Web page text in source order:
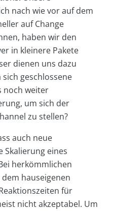
nach wie vor auf dem
auf Change
haben wir den
in kleinere Pakete
dienen uns dazu
geschlossene
noch weiter
um sich der
zu stellen?
auch neue
Skalierung eines
herkömmlichen
hauseigenen
für
nicht akzeptabel. Um